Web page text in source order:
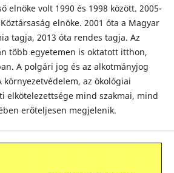
elnöke volt 1990 és 1998 között. 2005-
elnöke. 2001 óta a Magyar
tagja, 2013 óta rendes tagja. Az
több egyetemen is oktatott itthon,
A polgári jog és az alkotmányjog
az ökológiai
elkötelezettsége mind szakmai, mind
erőteljesen megjelenik.